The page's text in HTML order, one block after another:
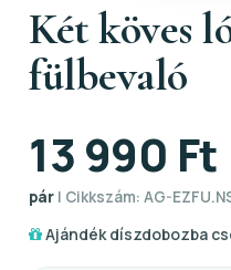
Két köves
fülbevaló
13 990 Ft
pár | Cikkszám: AG-
Ajándék díszdobozba